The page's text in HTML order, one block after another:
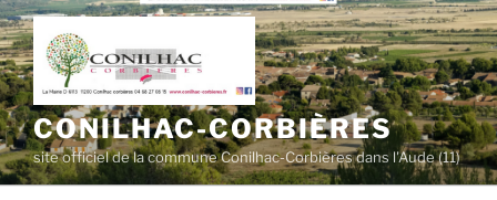
Aller
au
contenu
principal
CONILHAC-CORBIÈRES
site officiel de la commune Conilhac-Corbières dans l'Aude (11)